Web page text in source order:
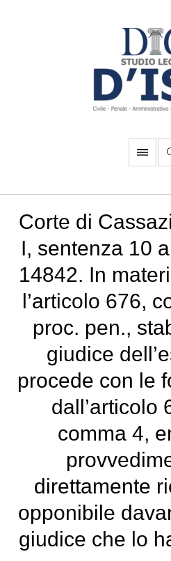
Corte di
I, sentenza 10
14842. In
l’articolo 676,
proc. pen.,
giudice
procede con le
dall’articolo
comma 4,
direttamente
opponibile
giudice che lo